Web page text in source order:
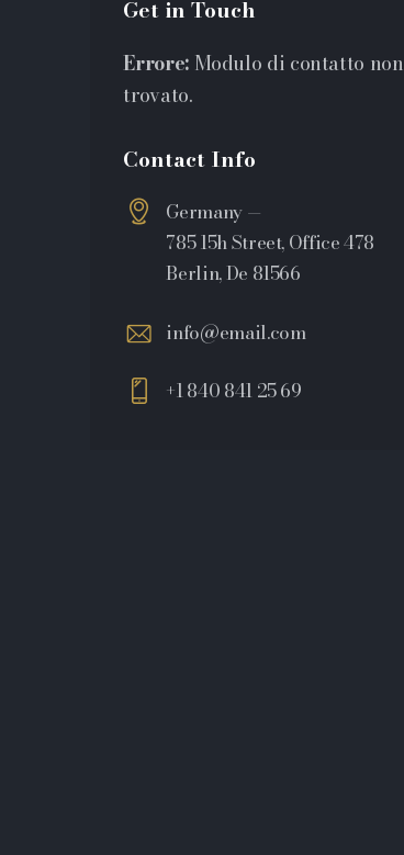
Get in Touch
Errore:Modulo di contatto non
trovato.
Contact Info
Germany —
785 15h Street, Office 478
Berlin, De 81566
info@email.com
+1 840 841 25 69